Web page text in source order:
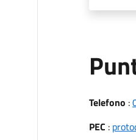
Telefono :
PEC :